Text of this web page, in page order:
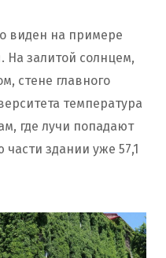
виден на примере
На залитой солнцем,
стене главного
температура
где лучи попадают
здании уже 57,1